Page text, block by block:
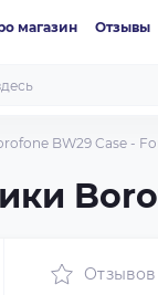
магазин Отзывы
BW29 Case -
Отзывов